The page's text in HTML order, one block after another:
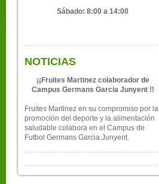
Sábado: 8:00 a 14:00
NOTICIAS
¡¡Fruites Martinez colaborador de
Campus Germans Garcia Junyent !!
Fruites Martinez en su compromiso por la
promoción del deporte y la alimentación
saludable colabora en el Campus de
Futbol Germans Garcia Junyent.